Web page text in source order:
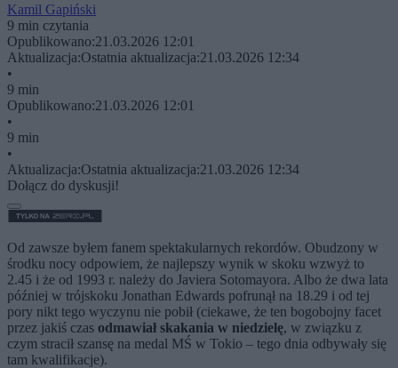
Kamil Gapiński
9 min czytania
Opublikowano:21.03.2026 12:01
Aktualizacja:Ostatnia aktualizacja:21.03.2026 12:34
•
9 min
Opublikowano:21.03.2026 12:01
•
9 min
•
Aktualizacja:Ostatnia aktualizacja:21.03.2026 12:34
Dołącz do dyskusji!
Od zawsze byłem fanem spektakularnych rekordów. Obudzony w
środku nocy odpowiem, że najlepszy wynik w skoku wzwyż to
2.45 i że od 1993 r. należy do Javiera Sotomayora. Albo że dwa lata
później w trójskoku Jonathan Edwards pofrunął na 18.29 i od tej
pory nikt tego wyczynu nie pobił (ciekawe, że ten bogobojny facet
przez jakiś czas odmawiał skakania w niedzielę, w związku z
czym stracił szansę na medal MŚ w Tokio – tego dnia odbywały się
tam kwalifikacje).